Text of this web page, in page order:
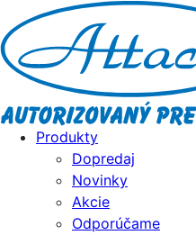
Produkty
Dopredaj
Novinky
Akcie
Odporúčame